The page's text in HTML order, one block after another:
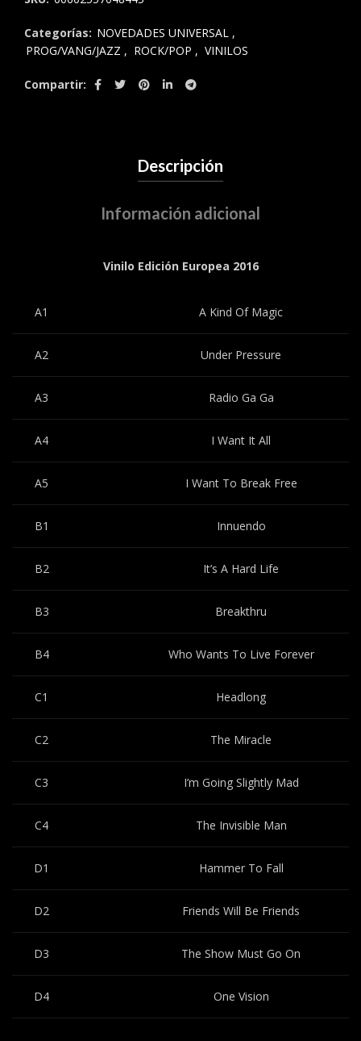
Categorías: NOVEDADES UNIVERSAL ,
PROG/VANG/JAZZ , ROCK/POP , VINILOS
Compartir
Descripción
Información adicional
Vinilo Edición Europea 2016
A1 A Kind Of Magic
A2 Under Pressure
A3 Radio Ga Ga
A4 I Want It All
A5 I Want To Break Free
B1 Innuendo
B2 It’s A Hard Life
B3 Breakthru
B4 Who Wants To Live Forever
C1 Headlong
C2 The Miracle
C3 I’m Going Slightly Mad
C4 The Invisible Man
D1 Hammer To Fall
D2 Friends Will Be Friends
D3 The Show Must Go On
D4 One Vision